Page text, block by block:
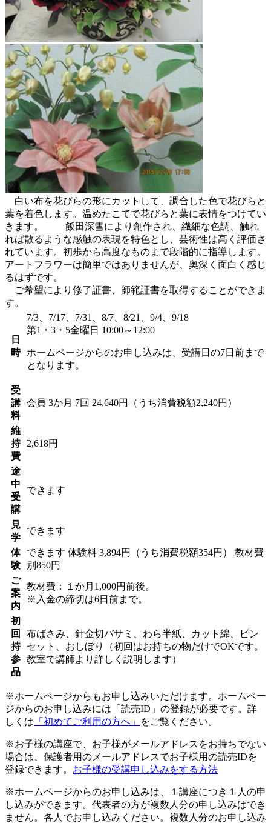
白い布を花びらの形にカットして、調合した色で花びらと
葉を着色します。温めたこてで花びらと葉に表情をつけてい
きます。 飯田深雪により創作され、繊細な色調、触れ
れば散るような感触の表現を特色とし、芸術性は高く評価さ
れています。初歩から高度なものまで段階的に指導します。
アートフラワーは簡単ではありませんが、奥深く面白く感じ
るはずです。
ご希望により修了証書、師範証書を取得することができま
す。
日
時
7/3、7/17、7/31、8/7、8/21、9/4、9/18
第1・3・5金曜日 10:00～12:00
ホームページからのお申し込みは、受講日の7日前まで
となります。
受
講
料
会員 3か月 7回 24,640円（うち消費税額2,240円）
維
持
費
2,618円
途
中
受
講
できます
見
学
できます
体
験
できます 体験料 3,894円（うち消費税額354円） 教材費
別850円
ご
案
内
教材費：１か月1,000円前後。
※入金の締切は6日前まで。
初
回
持
参
品
布ばさみ、針金切バサミ、わら半紙、カット綿、ピン
セット、おしぼり（初回はお持ちの物だけでOKです。
教室で講師より詳しく説明します）
※ホームページからもお申し込みいただけます。ホームペー
ジからのお申し込みには「読売ID」の登録が必要です。詳
しくは 「初めてご利用の方へ」 をご覧ください。
※お子様の講座で、お子様がメールアドレスをお持ちでない
場合は、保護者用のメールアドレスでお子様用の読売IDを
登録できます。 お子様の受講申し込みをする方法
※ホームページからのお申し込みは、１講座につき１人の申
し込みができます。代表者の方が複数人分の申し込みはでき
ません。各人でお申し込みください。複数人分のお申し込み